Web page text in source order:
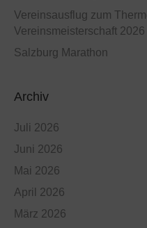
Vereinsausflug zum
Vereinsmeisterschaft 2026
Salzburg Marathon
Archiv
Juli 2026
Juni 2026
Mai 2026
April 2026
März 2026